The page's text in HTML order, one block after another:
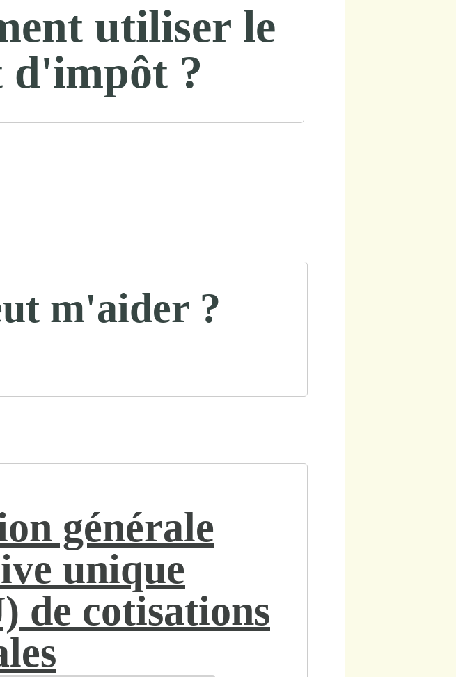
utiliser le
d'impôt ?
m'aider ?
générale
unique
de cotisations